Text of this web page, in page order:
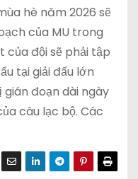
hè năm 2026 sẽ
của MU trong
của đội sẽ phải tập
tại giải đấu lớn
gián đoạn dài ngày
câu lạc bộ. Các